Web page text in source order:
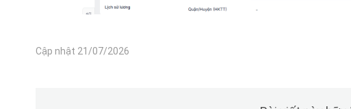
Cập nhật 21/07/2026